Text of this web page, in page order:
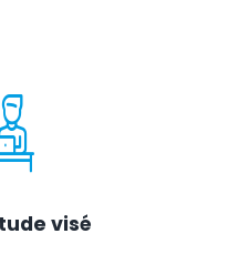
visé